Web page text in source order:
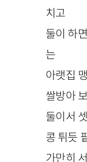
치고
둘이 하
는
아랫집
쌀방아
둘이서
콩 튀듯
가만히